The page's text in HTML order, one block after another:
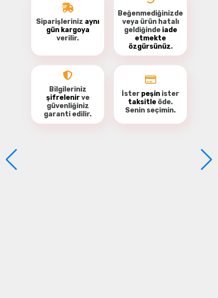
Write a comment
Siparişleriniz aynı
gün kargoya
verilir.
Beğenmediğinizde
veya ürün hatalı
geldiğinde iade
etmekte
özgürsünüz.
Bilgileriniz
şifrelenirve
güvenliğiniz
garanti edilir.
İster peşin ister
taksitle öde.
Senin seçimin.